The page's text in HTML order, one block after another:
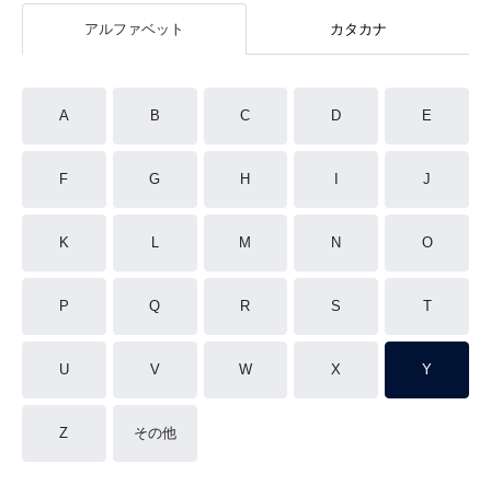
アルファベット カタカナ
A B C D E
F G H J
K L M N O
P Q R S T
U V W X Y
Z その他